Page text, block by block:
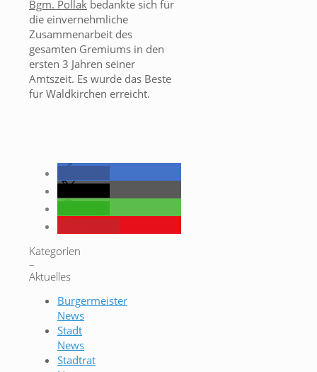
Bgm. Pollak bedankte sich für
die einvernehmliche
Zusammenarbeit des
gesamten Gremiums in den
ersten 3 Jahren seiner
Amtszeit. Es wurde das Beste
für Waldkirchen erreicht.
Kategorien
–
Aktuelles
Bürgermeister
News
Stadt
News
Stadtrat